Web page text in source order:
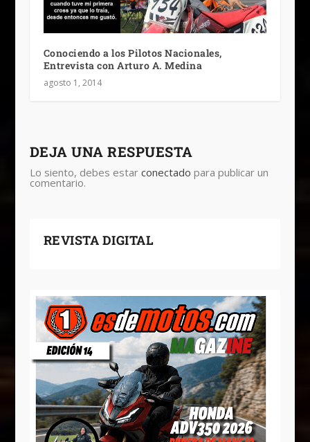
Conociendo a los Pilotos Nacionales,
Entrevista con Arturo A. Medina
agosto 1, 2014
DEJA UNA RESPUESTA
Lo siento, debes estar conectado para publicar un
comentario.
REVISTA DIGITAL